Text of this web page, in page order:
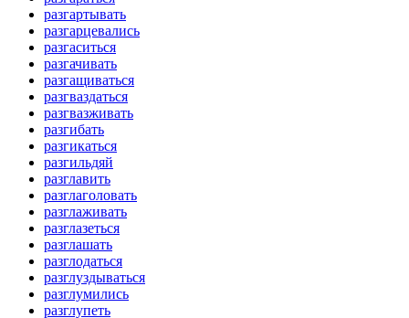
разгартывать
разгарцевались
разгаситься
разгачивать
разгащиваться
разгваздаться
разгвазживать
разгибать
разгикаться
разгильдяй
разглавить
разглаголовать
разглаживать
разглазеться
разглашать
разглодаться
разглуздываться
разглумились
разглупеть